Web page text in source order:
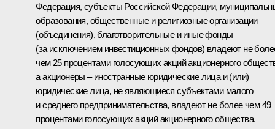
Федерация, субъекты Российской Федерации,
образования, общественные и религиозные организации
(объединения), благотворительные и иные фонды
(за исключением инвестиционных фондов) владеют не
чем 25 процентами голосующих акций акционерного
а акционеры – иностранные юридические лица и (или)
юридические лица, не являющиеся субъектами малого
и среднего предпринимательства, владеют не более чем 49
процентами голосующих акций акционерного общества.